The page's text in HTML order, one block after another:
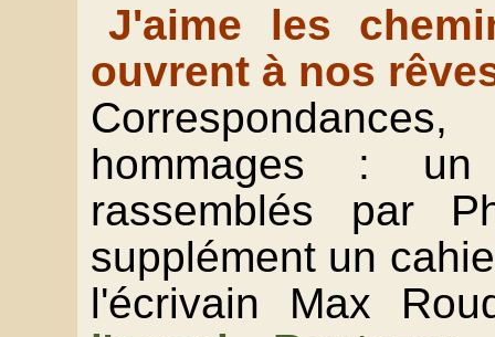
J'aime les
ouvrent à nos
hommages :
rassemblés par
supplément un
l'écrivain Max